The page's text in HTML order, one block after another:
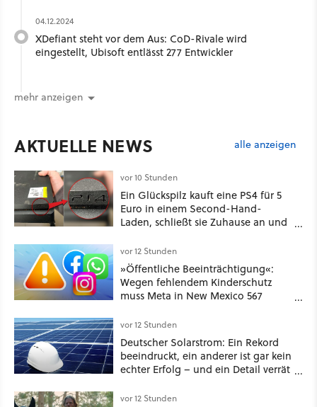
04.12.2024
XDefiant steht vor dem Aus: CoD-Rivale wird
eingestellt, Ubisoft entlässt 277 Entwickler
mehr anzeigen
AKTUELLE NEWS alle anzeigen
vor 10 Stunden
Ein Glückspilz kauft eine PS4 für 5
Euro in einem Second-Hand-
Laden, schließt sie Zuhause an und
funktionierende PlayStation [Best of
GameStar]
vor 12 Stunden
»Öffentliche Beeinträchtigung«:
Wegen fehlendem Kinderschutz
muss Meta in New Mexico 567
vor 12 Stunden
Deutscher Solarstrom: Ein Rekord
beeindruckt, ein anderer ist gar kein
echter Erfolg – und ein Detail verrät
jede Zahl
vor 12 Stunden